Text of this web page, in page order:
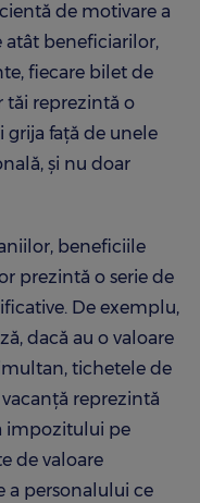
de motivare a
atât beneficiarilor,
fiecare bilet de
tăi reprezintă o
faţă de unele
şi nu doar
beneficiile
prezintă o serie de
De exemplu,
dacă au o valoare
tichetele de
reprezintă
impozitului pe
de valoare
a personalului ce